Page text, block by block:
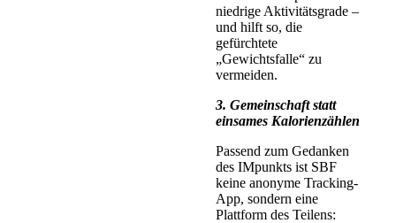
niedrige Aktivitätsgrade –
und hilft so, die
gefürchtete
„Gewichtsfalle“ zu
vermeiden.
3. Gemeinschaft statt
einsames Kalorienzählen
Passend zum Gedanken
des IMpunkts ist SBF
keine anonyme Tracking-
App, sondern eine
Plattform des Teilens: